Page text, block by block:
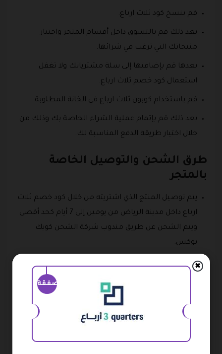
قم بنسخ كود ثلاث ارباع.
بعد ذلك قم بالتسوق داخل أقسام المتجر واختيار
منتجاتك التي ترغب في شرائها.
بعدها قم بإضافتها إلى سلة مشترياتك ولا تغفل
استعمال كود خصم ثلاث ارباع.
قم باستخدام كوبون ثلاث ارباع في الخانة المطلوبة.
بعد ذلك قم بإتمام عملية الشراء الخاصة بك وذلك من
خلال اختيار طريقة الدفع المناسبة لك.
طرق الشحن والتوصيل الخاصة
بالمتجر
يتم توصيل المنتج الذي اشتريته من خلال كود خصم ثلاث
ارباع داخل مدينة الرياض من يومين إلى 7 أيام كحد أقصى
ويتم الشحن عن طريق مندوب شركة الشحن كويك
بوكس.
من الممكن أن يتأثر وصول الطلب الذي اشتريته بواسطة
كود خصم ثلاث ارباع بظروف شركات الشحن.
على خصم رائع وذلك من خلال كود خصم ثلاث ارباع 2026.
صفقة
✖